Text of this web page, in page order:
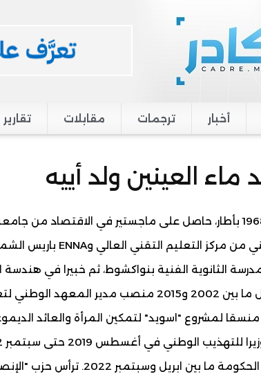
Mainأخبار ترجمات مقابلات تقارير
العينين ولد أييه
عمل منسقا لمشروع "اسويد" لتمكين المرأة والعائد